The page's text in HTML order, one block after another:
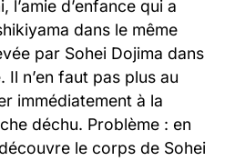
l’amie d’enfance qui a
dans le même
par Sohei Dojima dans
Il n’en faut pas plus au
immédiatement à la
déchu. Problème : en
le corps de Sohei